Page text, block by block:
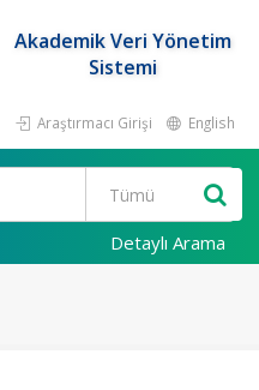
Akademik Veri Yönetim
Sistemi
Araştırmacı Girişi English
Detaylı Arama